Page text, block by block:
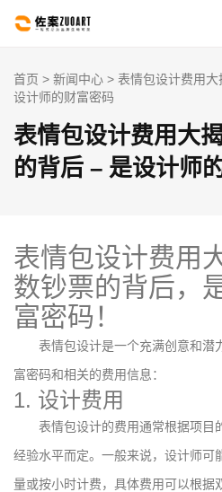
首页 > 新闻中心 > 表情包设计费用
设计师的财富密码
表情包设计费用大
的背后 – 是设计师
表情包设计费用
数钞票的背后，
富密码！
表情包设计是一个充满创意和潜
富密码和相关的费用信息：
1. 设计费用
表情包设计的费用通常根据项目
经验水平而定。一般来说，设计师可
量或按小时计费，具体费用可以根据